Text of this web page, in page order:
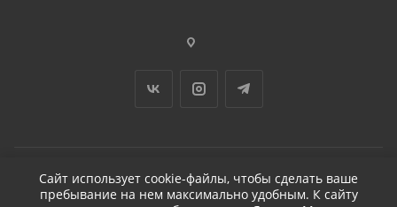
2026 © ДЕТЕЙЛИНГ-МАРКЕТ АВТОНОВЬЕ
Сайт использует cookie-файлы, чтобы сделать ваше
пребывание на нем максимально удобным. К cайту